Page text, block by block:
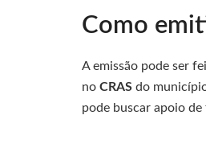
Como
A emissão pode ser
no CRAS do
pode buscar apoio